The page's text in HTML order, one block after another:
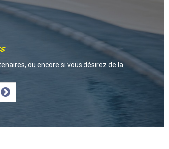
ou encore si vous désirez de la